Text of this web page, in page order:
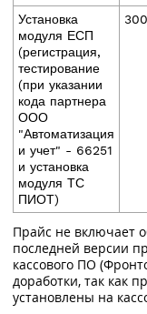
Установка
модуля ЕСП
(регистрация,
тестирование
(при указании
кода партнера
ООО
"Автоматизация
и учет" - 66251
и установка
модуля ТС
ПИОТ)
Прайс не включает
последней версии
кассового ПО
доработки, так как
установлены на